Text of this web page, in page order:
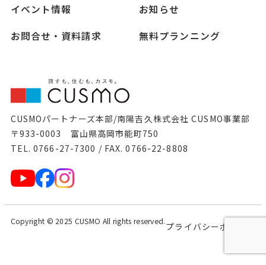
CUSMOパートナーズ本部/南陽吉久株式会社 CUSMO事業部
〒933-0003 富山県高岡市能町750
TEL. 0766-27-7300 / FAX. 0766-22-8808
イベント情報
お知らせ
お問合せ・資料請求
無料プランニング
Copyright © 2025 CUSMO All rights reserved.プライバシーポリシー